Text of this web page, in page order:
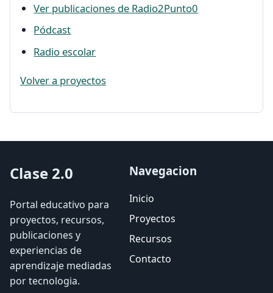
Ver publicaciones de Radio2Punto0
Pódcast
Radio escolar
Volver a proyectos
Clase 2.0
Portal educativo para
proyectos, recursos,
publicaciones y
experiencias de
aprendizaje mediadas
por tecnologia.
Navegacion
Inicio
Proyectos
Recursos
Contacto